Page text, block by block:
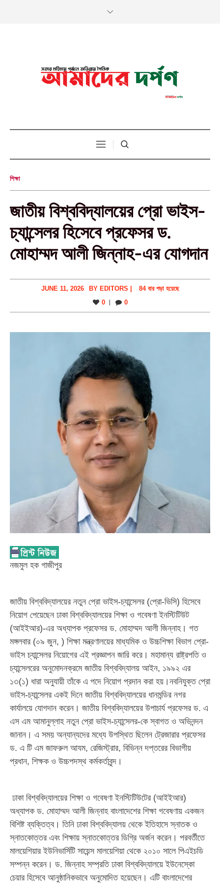
শিক্ষা
জাতীয় বিশ্ববিদ্যালয়ের প্রো ভাইস-
চ্যান্সেলর হিসেবে প্রফেসর ড.
মোহাম্মদ আলী জিন্নাহ-এর যোগদান
JUNE 11, 2026 BY EDITORS |
84 বার পড়া হয়েছে
0
0
নজমুল হক গাজীপুর
জাতীয় বিশ্ববিদ্যালয়ের নতুন প্রো ভাইস-চ্যান্সেলর (প্রো-ভিসি) হিসেবে
নিয়োগ পেয়েছেন ঢাকা বিশ্ববিদ্যালয়ের শিক্ষা ও গবেষণা ইনস্টিটিউট
(আইইআর)-এর অধ্যাপক প্রফেসর ড. মোহাম্মদ আলী জিন্নাহ। গত
মঙ্গলবার (০৯ জুন, ) শিক্ষা মন্ত্রণালয়ের মাধ্যমিক ও উচ্চশিক্ষা বিভাগ প্রো-
ভাইস চ্যান্সেলর নিয়োগের এই প্রজ্ঞাপন জারি করে। মহামান্য রাষ্ট্রপতি ও
চ্যান্সেলরের অনুমোদনক্রমে জাতীয় বিশ্ববিদ্যালয় আইন, ১৯৯২ এর
১৩(১) ধারা অনুযায়ী তাঁকে এ পদে নিয়োগ প্রদান করা হয়।নবনিযুক্ত প্রো
ভাইস-চ্যান্সেলর একই দিনে জাতীয় বিশ্ববিদ্যালয়ের ধানমন্ডির নগর
কার্যালয়ে যোগদান করেন। জাতীয় বিশ্ববিদ্যালয়ের উপাচার্য প্রফেসর ড. এ
এস এম আমানুল্লাহ নতুন প্রো ভাইস-চ্যান্সেলর-কে স্বাগত ও অভিনন্দন
জানান। এ সময় অন্যান্যদের মধ্যে উপস্থিত ছিলেন ট্রেজারার প্রফেসর
ড. এ টি এম জাফরুল আযম, রেজিস্ট্রার, বিভিন্ন দপ্তরের বিভাগীয়
প্রধান, শিক্ষক ও উচ্চপদস্থ কর্মকর্তাবৃন্দ।
ঢাকা বিশ্ববিদ্যালয়ের শিক্ষা ও গবেষণা ইনস্টিটিউটের (আইইআর)
অধ্যাপক ড. মোহাম্মদ আলী জিন্নাহ বাংলাদেশের শিক্ষা গবেষণায় একজন
বিশিষ্ট ব্যক্তিত্ব। তিনি ঢাকা বিশ্ববিদ্যালয় থেকে ইতিহাসে স্নাতক ও
স্নাতকোত্তর এবং শিক্ষায় স্নাতকোত্তর ডিগ্রি অর্জন করেন। পরবর্তীতে
মালয়েশিয়ার ইউনিভার্সিটি সায়েন্স মালয়েশিয়া থেকে ২০১০ সালে পিএইচডি
সম্পন্ন করেন। ড. জিন্নাহ সম্প্রতি ঢাকা বিশ্ববিদ্যালয়ে ইউনেস্কো
চেয়ার হিসেবে আনুষ্ঠানিকভাবে অনুমোদিত হয়েছেন। এটি বাংলাদেশের